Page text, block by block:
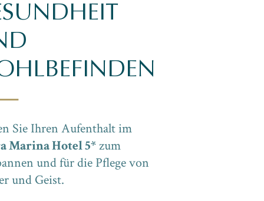
Sie Ihren Aufenthalt im
Marina Hotel 5*zum
und für die Pflege von
und Geist.